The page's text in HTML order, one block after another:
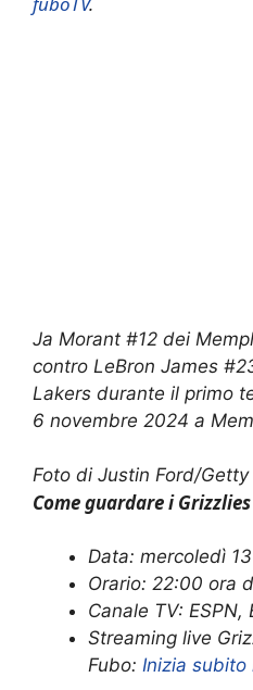
Ja Morant #12 dei
contro LeBron James
Lakers durante il primo
6 novembre 2024 a
Foto di Justin Ford/Getty
Come guardare i
Data: mercoledì
Orario: 22:00 ora
Canale TV: ESPN,
Streaming live
Fubo: Inizia subito